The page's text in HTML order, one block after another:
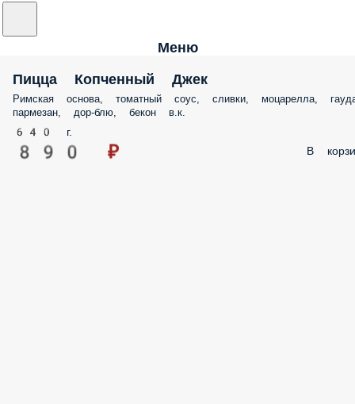
Меню
Пицца Копченный Джек
Римская основа, томатный соус, сливки, моцарелла,
пармезан, дор-блю, бекон в.к.
640 г.
890 ₽ В